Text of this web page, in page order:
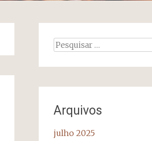
Pesquisar
Arquivos
julho 2025